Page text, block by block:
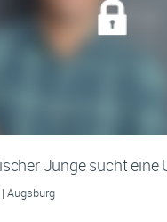
Junge sucht eine
Augsburg